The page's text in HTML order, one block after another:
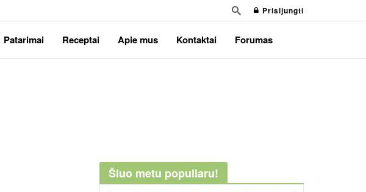
Prisijungti
Patarimai Receptai Apie mus Kontaktai Forumas
Šiuo metu populiaru!